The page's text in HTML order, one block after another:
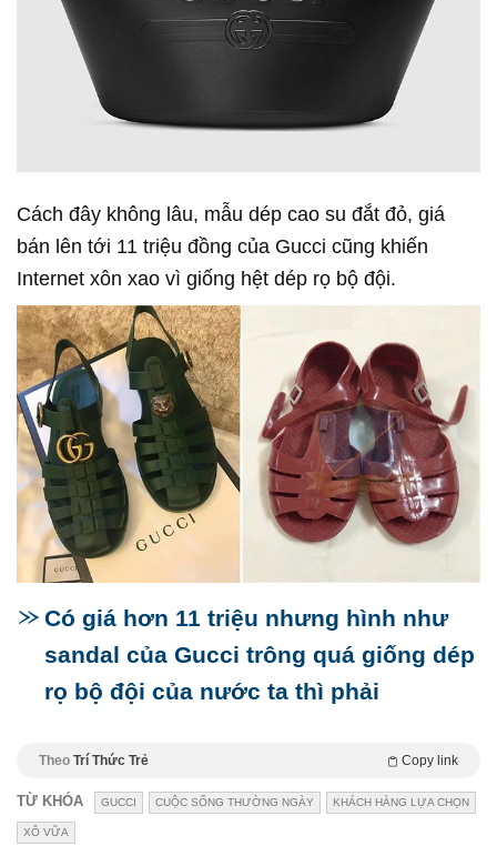
Cách đây không lâu, mẫu dép cao su đắt đỏ, giá
bán lên tới 11 triệu đồng của Gucci cũng khiến
Internet xôn xao vì giống hệt dép rọ bộ đội.
Có giá hơn 11 triệu nhưng hình như
sandal của Gucci trông quá giống dép
rọ bộ đội của nước ta thì phải
Theo Trí Thức Trẻ Copy link
TỪ KHÓA GUCCI CUỘC SỐNG THƯỜNG NGÀY KHÁCH HÀNG LỰA CHỌN
XÔ VỮA